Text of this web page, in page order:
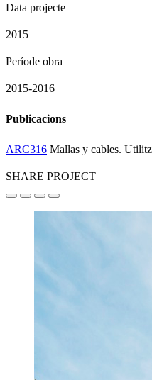
Data projecte
2015
Període obra
2015-2016
Publicacions
ARC316 Mallas y cables.
SHARE PROJECT